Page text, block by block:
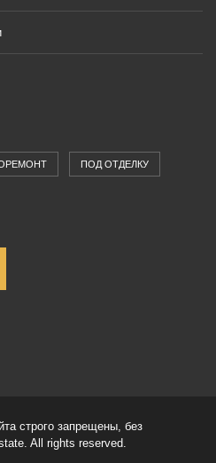
ПОД ОТДЕЛКУ
строго запрещены, без
All rights reserved.